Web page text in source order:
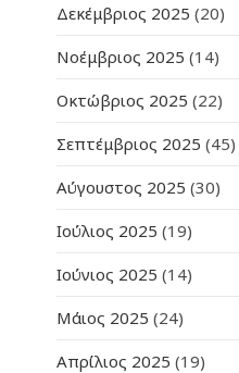
Δεκέμβριος 2025 (20)
Νοέμβριος 2025 (14)
Οκτώβριος 2025 (22)
Σεπτέμβριος 2025 (45)
Αύγουστος 2025 (30)
Ιούλιος 2025 (19)
Ιούνιος 2025 (14)
Μάιος 2025 (24)
Απρίλιος 2025 (19)